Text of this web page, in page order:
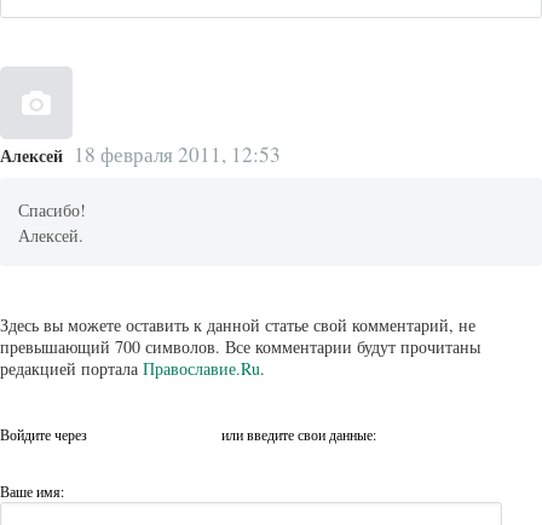
Алексей 18 февраля 2011, 12:53
Спасибо!
Алексей.
Здесь вы можете оставить к данной статье свой комментарий, не
превышающий 700 символов. Все комментарии будут прочитаны
редакцией портала Православие.Ru.
Войдите через или введите свои данные:
Ваше имя: